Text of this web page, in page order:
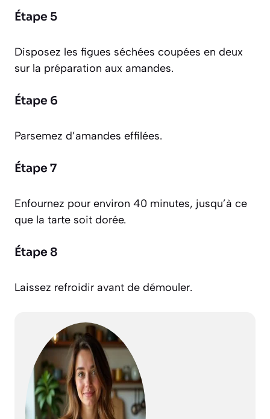
Étape 5
Disposez les figues séchées coupées en deux
sur la préparation aux amandes.
Étape 6
Parsemez d’amandes effilées.
Étape 7
Enfournez pour environ 40 minutes, jusqu’à ce
que la tarte soit dorée.
Étape 8
Laissez refroidir avant de démouler.